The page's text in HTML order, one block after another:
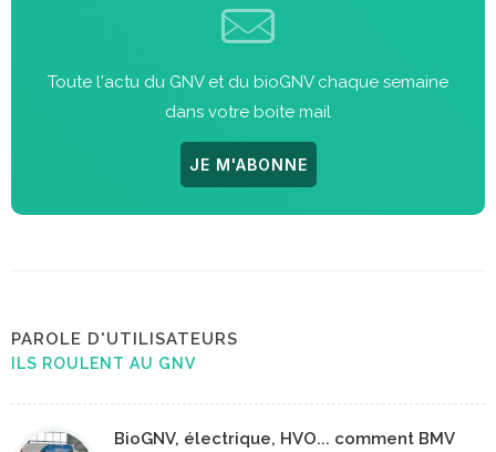
Toute l'actu du GNV et du bioGNV chaque semaine
dans votre boite mail
JE M'ABONNE
PAROLE D'UTILISATEURS
ILS ROULENT AU GNV
BioGNV, électrique, HVO... comment BMV